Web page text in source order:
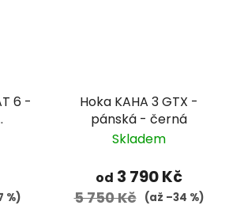
6 -
%)
Hoka KAHA 3 GTX -
pánská - černá
Skladem
od 3 790 Kč
5 750 Kč (až –34 %)